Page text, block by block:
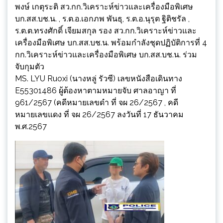
พงษ์ เกตุระติ สว.กก.วิเคราะห์ข่าวและเครื่องมือพิเศษ
บก.สส.บช.น. , ร.ต.อ.เอกภพ พันธุ, ร.ต.อ.นุรุต ฐิติชรัล ,
ร.ต.ต.ทรงศักดิ์ เจียมสกุล รอง สว.กก.วิเคราะห์ข่าวและ
เครื่องมือพิเศษ บก.สส.บช.น. พร้อมกำลังชุดปฏิบัติการที่ 4
กก.วิเคราะห์ข่าวและเครื่องมือพิเศษ บก.สส.บช.น. ร่วม
จับกุมตัว
MS. LYU Ruoxi (นางหลู่ รัวซี) เลขหนังสือเดินทาง
E55301486 ผู้ต้องหาตามหมายจับ ศาลอาญา ที่
961/2567 (คดีหมายเลขดำ ที่ จผ 26/2567 , คดี
หมายเลขแดง ที่ จผ 26/2567 ลงวันที่ 17 ธันวาคม
พ.ศ.2567